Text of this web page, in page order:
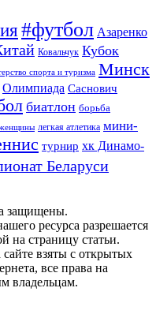
#футбол Азаренко
Ковальчук Кубок
спорта и туризма Минск
Олимпиада Саснович
биатлон борьба
легкая атлетика мини-
турнир хк Динамо-
Беларуси
защищены.
ресурса разрешается
на страницу статьи.
взяты с открытых
все права на
владельцам.